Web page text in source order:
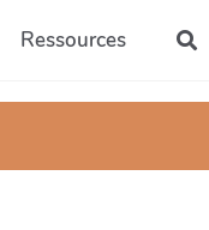
Ressources